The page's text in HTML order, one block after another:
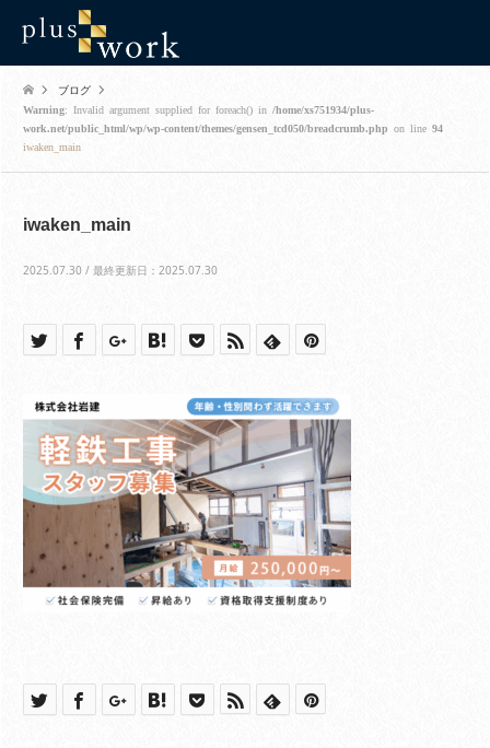
ブログ
Warning: Invalid argument supplied for foreach() in /home/xs751934/plus-
work.net/public_html/wp/wp-content/themes/gensen_tcd050/breadcrumb.php on line 94
iwaken_main
iwaken_main
2025.07.30 / 最終更新日：2025.07.30